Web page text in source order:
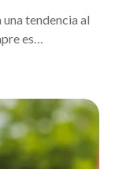
tendencia al
es…